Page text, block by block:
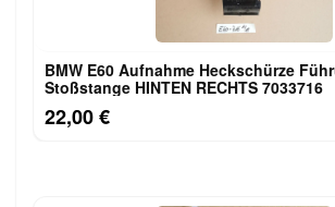
BMW E60 Aufnahme Heckschürze
Stoßstange HINTEN RECHTS 7033716
22,00 €